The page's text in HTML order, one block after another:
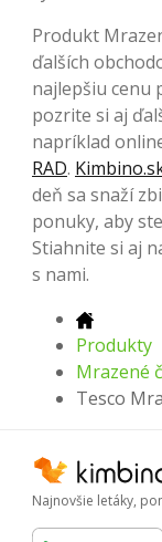
Produkt
ďalších
najlepšiu cenu
pozrite si aj
napríklad
RAD.
deň sa snaží
ponuky, aby
Stiahnite si aj
s nami.
Produkty
Mrazené
Tesco
Najnovšie letáky,